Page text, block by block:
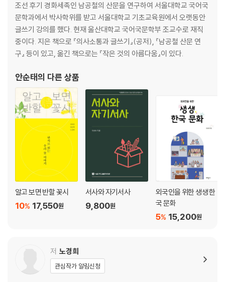
석류꽃 ― 초록빛 속에 홀로 붉게 반짝이네
접시꽃 ― 오로지 해를 따르는 한 가지 마음
여뀌꽃 ― 거친 들판에 붉은 점들 흐드러졌네
여름 한가운데서
봉선화 ― 여인의 손톱에 깃든 봉황
연꽃 ― 명리에 물들지 않는 고결한 군자
무궁화 ― 피고 지고 또 피는 우리나라 꽃
패랭이꽃 ― 교태를 모르는 강인한 생명
배롱나무꽃 ― 백 일의 붉은 절조
자귀나무꽃 ― 밤마다 끌어안는 부부의 정
회화나무꽃 ― 종이 물들이는 학자의 꽃
콩꽃 ― 꽃 지고 열매 기다리는 백성의 꽃
원추리꽃 ― 오로지 자식만 생각하는 어머니의 꽃
능소화 ― 장마 내내 하늘에서 늙어 가는 세월
맨드라미꽃 ― 담장 밑에 웅크린 수탉의 볏
홀로 가을을 맞이하네
조선 후기 경화세족인 남공철의 산문을 연구하여 서울대학교 국어국
문학과에서 박사학위를 받고 서울대학교 기초교육원에서 오랫동안
글쓰기 강의를 했다. 현재 울산대학교 국어국문학부 조교수로 재직
중이다. 지은 책으로 『의사소통과 글쓰기』(공저), 『남공철 산문 연
구』 등이 있고, 옮긴 책으로는 『작은 것의 아름다움』이 있다.
안순태의 다른 상품
알고 보면 반할 꽃시
17,550원
10%
서사와 자기서사
9,800원
외국인을 위한 생생 한
국 문화
15,200원
5%
저 노경희
관심작가 알림신청